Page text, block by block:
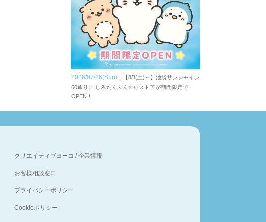
2026/07/26(Sun)
【8/8(土)～】池袋サンシャイン
60通りに しろたんふんわりストアが期間限定で
OPEN！
クリエイティブヨーコ /企業情報
お客様相談窓口
プライバシーポリシー
Cookieポリシー